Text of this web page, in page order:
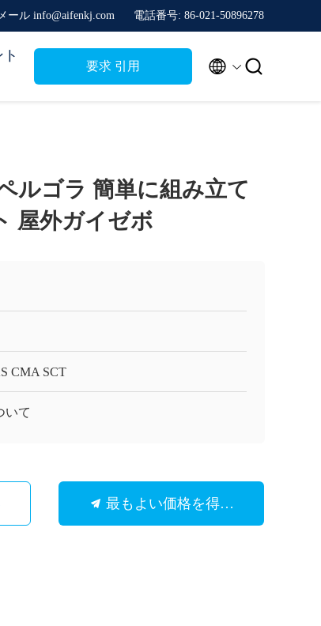
ール info@aifenkj.com 電話番号: 86-021-50896278
要求 引用  
ルゴラ 簡単に組み立て
屋外ガイゼボ
CMA SCT
いて
最もよい価格を得なさい